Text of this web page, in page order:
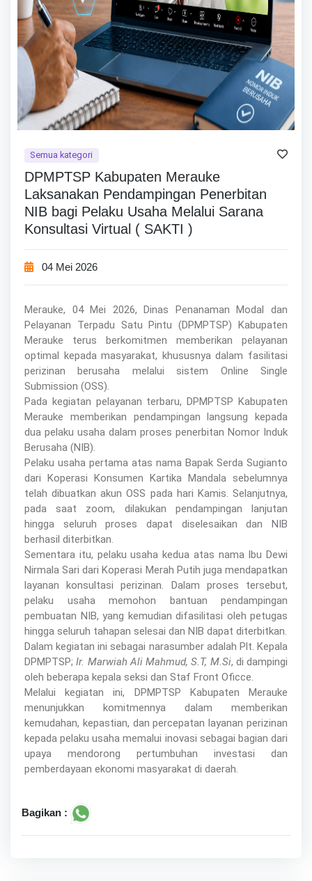
Semua kategori
DPMPTSP Kabupaten Merauke
Laksanakan Pendampingan Penerbitan
NIB bagi Pelaku Usaha Melalui Sarana
Konsultasi Virtual ( SAKTI )
04 Mei 2026
Merauke, 04 Mei 2026, Dinas Penanaman Modal dan
Pelayanan Terpadu Satu Pintu (DPMPTSP) Kabupaten
Merauke terus berkomitmen memberikan pelayanan
optimal kepada masyarakat, khususnya dalam fasilitasi
perizinan berusaha melalui sistem Online Single
Submission (OSS).
Pada kegiatan pelayanan terbaru, DPMPTSP Kabupaten
Merauke memberikan pendampingan langsung kepada
dua pelaku usaha dalam proses penerbitan Nomor Induk
Berusaha (NIB).
Pelaku usaha pertama atas nama Bapak Serda Sugianto
dari Koperasi Konsumen Kartika Mandala sebelumnya
telah dibuatkan akun OSS pada hari Kamis. Selanjutnya,
pada saat zoom, dilakukan pendampingan lanjutan
hingga seluruh proses dapat diselesaikan dan NIB
berhasil diterbitkan.
Sementara itu, pelaku usaha kedua atas nama Ibu Dewi
Nirmala Sari dari Koperasi Merah Putih juga mendapatkan
layanan konsultasi perizinan. Dalam proses tersebut,
pelaku usaha memohon bantuan pendampingan
pembuatan NIB, yang kemudian difasilitasi oleh petugas
hingga seluruh tahapan selesai dan NIB dapat diterbitkan.
Dalam kegiatan ini sebagai narasumber adalah Plt. Kepala
DPMPTSP; Ir. Marwiah Ali Mahmud, S.T, M.Si, di dampingi
oleh beberapa kepala seksi dan Staf Front Oficce.
Melalui kegiatan ini, DPMPTSP Kabupaten Merauke
menunjukkan komitmennya dalam memberikan
kemudahan, kepastian, dan percepatan layanan perizinan
kepada pelaku usaha memalui inovasi sebagai bagian dari
upaya mendorong pertumbuhan investasi dan
pemberdayaan ekonomi masyarakat di daerah.
Bagikan :